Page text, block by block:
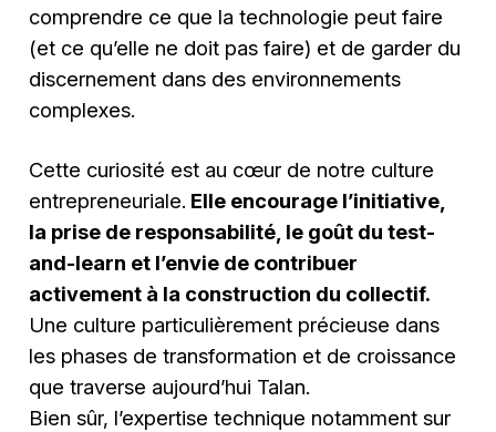
comprendre ce que la technologie peut faire
(et ce qu’elle ne doit pas faire) et de garder du
discernement dans des environnements
complexes.
Cette curiosité est au cœur de notre culture
entrepreneuriale. Elle encourage l’initiative,
la prise de responsabilité, le goût du test-
and-learn et l’envie de contribuer
activement à la construction du collectif.
Une culture particulièrement précieuse dans
les phases de transformation et de croissance
que traverse aujourd’hui Talan.
Bien sûr, l’expertise technique notamment sur